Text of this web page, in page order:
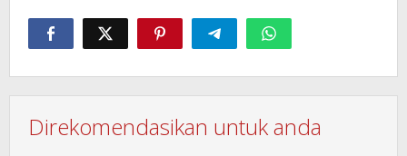
Direkomendasikan untuk anda